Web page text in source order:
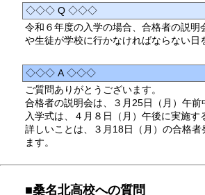
◇◇◇ Q ◇◇◇
令和６年度の入学の場合、合格者の説明
や生徒が学校に行かなければならない日
◇◇◇ A ◇◇◇
ご質問ありがとうございます。
合格者の説明会は、３月25日（月）午前
入学式は、４月８日（月）午後に実施す
詳しいことは、３月18日（月）の合格者
ます。
■桑名北高校への質問